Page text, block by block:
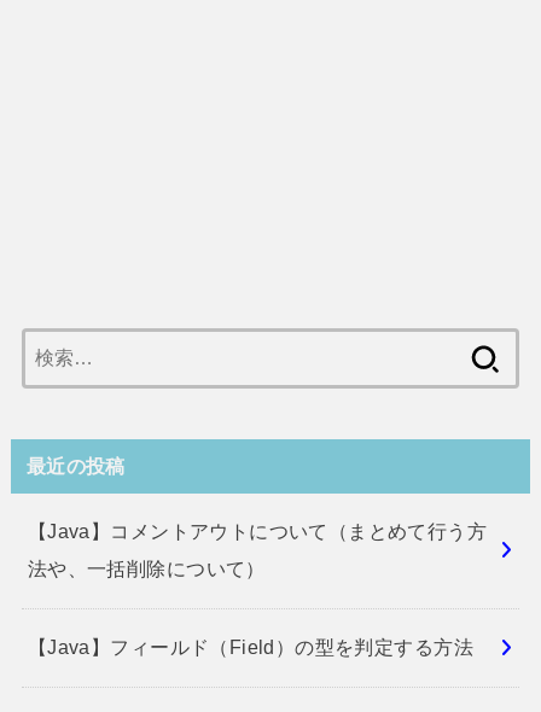
索:
最近の投稿
【Java】コメントアウトについて（まとめて行う方
法や、一括削除について）
【Java】フィールド（Field）の型を判定する方法